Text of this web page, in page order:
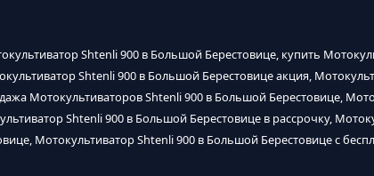
Shtenli 900 в Большой Берестовице, купить
Shtenli 900 в Большой Берестовице акция,
Мотокультиваторов Shtenli 900 в Большой Берестовице,
Shtenli 900 в Большой Берестовице в рассрочку,
Мотокультиватор Shtenli 900 в Большой Берестовице с